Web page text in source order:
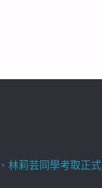
林莉芸同學考取正式